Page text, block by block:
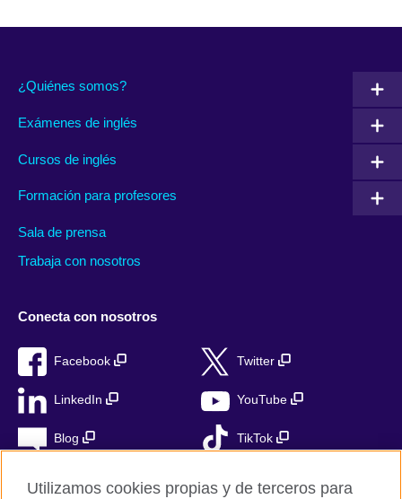
¿Quiénes somos?
Exámenes de inglés
Cursos de inglés
Formación para profesores
Sala de prensa
Trabaja con nosotros
Conecta con nosotros
Facebook Twitter
LinkedIn YouTube
Blog TikTok
Utilizamos cookies propias y de terceros para